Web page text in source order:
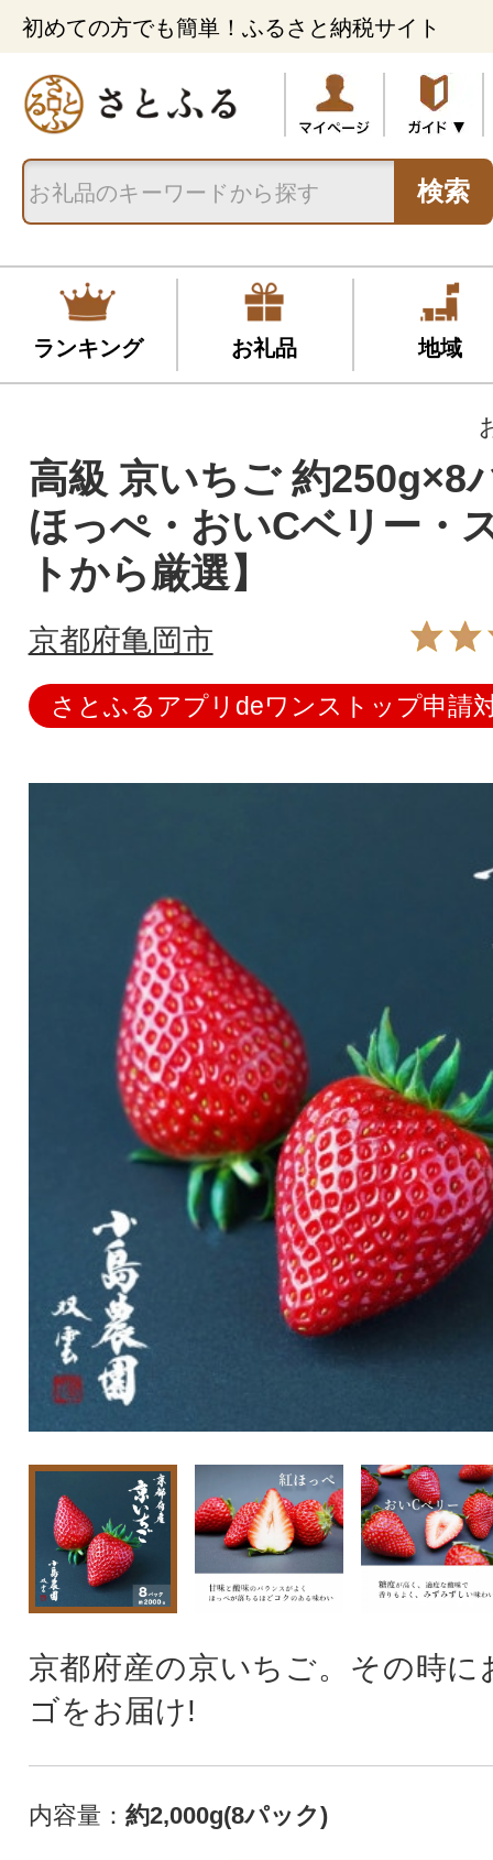
初めての方でも簡単！ふるさと納税サイト
検索
ランキング お礼品 地域
高級 京いちご 約250g×8
ほっぺ・おいCベリー・
トから厳選】
京都府亀岡市
さとふるアプリdeワンストップ申請
京都府産の京いちご。その時に
ゴをお届け!
内容量： 約2,000g(8パック)